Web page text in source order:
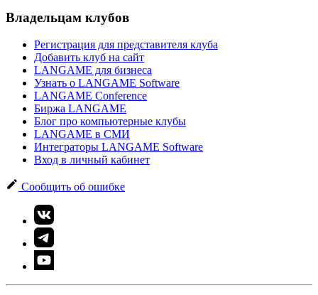
Владельцам клубов
Регистрация для представителя клуба
Добавить клуб на сайт
LANGAME для бизнеса
Узнать о LANGAME Software
LANGAME Conference
Биржа LANGAME
Блог про компьютерные клубы
LANGAME в СМИ
Интеграторы LANGAME Software
Вход в личный кабинет
Сообщить об ошибке